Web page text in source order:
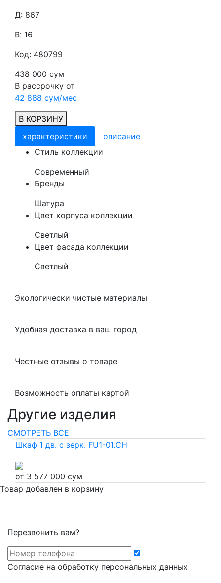
Д: 867
В: 16
Код: 480799
438 000 сум
В рассрочку от
42 888 сум/мес
В КОРЗИНУ
характеристики
описание
Cтиль коллекции
Современный
Бренды
Шатура
Цвет корпуса коллекции
Светлый
Цвет фасада коллекции
Светлый
Экологически чистые материалы
Удобная доставка в ваш город
Честные отзывы о товаре
Возможность оплаты картой
Другие изделия
СМОТРЕТЬ ВСЕ
Шкаф 1 дв. с зерк. FU1-01.CH
от 3 577 000 сум
Товар добавлен в корзину
Перезвонить вам?
Cогласие на обработку персональных данных